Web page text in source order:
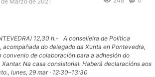
12,30 h.- A conselleira de Política
acompañada do delegado da Xunta en Pontevedra,
convenio de colaboración para a adhesión do
Na casa consistorial. Haberá declaracións aos
lunes, 29 mar · 12:30–13:30